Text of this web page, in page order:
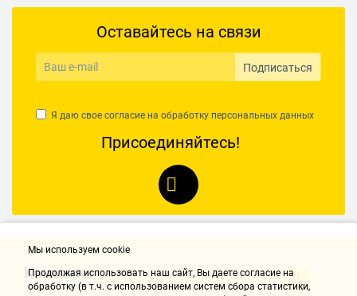
Поддержка DVB-T2
есть
DVB-C MPEG4
Поддерживаемые форматы входного сигнала
480i, 480p, 576i, 576p, 720p, 1080i, 1080p
Доступные разрешения при подключении к ПК
1920x1080
Оставайтесь на связи
Подписаться
Я даю свое согласие на обработку персональных данных
Присоединяйтесь!
Контакты
Мы используем cookie
Продолжая использовать наш cайт, Вы даете согласие на
обработку (в т.ч. с использованием систем сбора статистики,